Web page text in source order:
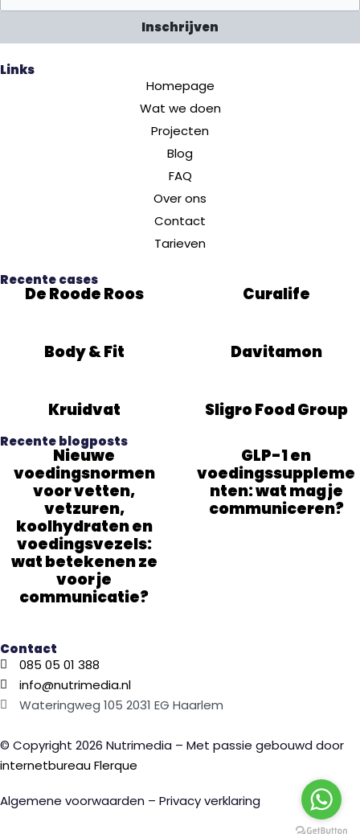
Inschrijven
Links
Homepage
Wat we doen
Projecten
Blog
FAQ
Over ons
Contact
Tarieven
Recente cases
De Roode Roos Curalife
Body & Fit Davitamon
Kruidvat Sligro Food Group
Recente blogposts
Nieuwe
voedingsnormen
voor vetten,
vetzuren,
koolhydraten en
voedingsvezels:
wat betekenen ze
voor je
communicatie?
GLP-1 en
voedingssuppleme
nten: wat mag je
communiceren?
Contact
085 05 01 388
info@nutrimedia.nl
Wateringweg 105 2031 EG Haarlem
© Copyright 2026 Nutrimedia – Met passie gebouwd door
internetbureauFlerque
Algemene voorwaarden – Privacy verklaring